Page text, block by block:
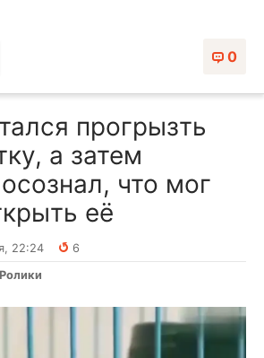
0
прогрызть
а затем
что мог
её
22:24
6
Ролики